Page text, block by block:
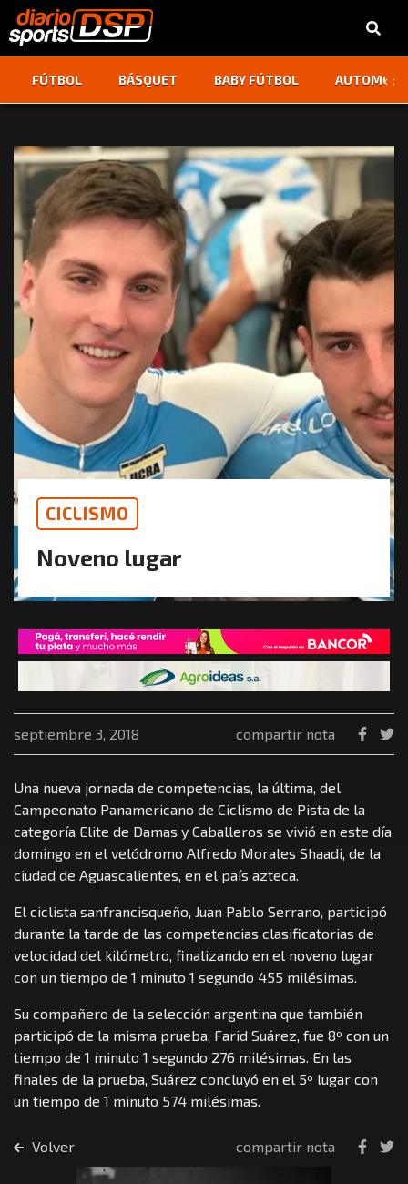
FÚTBOL BÁSQUET BABY FÚTBOL ‹ ›
CICLISMO
Noveno lugar
septiembre 3, 2018 compartir nota
Una nueva jornada de competencias, la última, del
Campeonato Panamericano de Ciclismo de Pista de la
categoría Elite de Damas y Caballeros se vivió en este día
domingo en el velódromo Alfredo Morales Shaadi, de la
ciudad de Aguascalientes, en el país azteca.
El ciclista sanfrancisqueño, Juan Pablo Serrano, participó
durante la tarde de las competencias clasificatorias de
velocidad del kilómetro, finalizando en el noveno lugar
con un tiempo de 1 minuto 1 segundo 455 milésimas.
Su compañero de la selección argentina que también
participó de la misma prueba, Farid Suárez, fue 8º con un
tiempo de 1 minuto 1 segundo 276 milésimas. En las
finales de la prueba, Suárez concluyó en el 5º lugar con
un tiempo de 1 minuto 574 milésimas.
Volver compartir nota